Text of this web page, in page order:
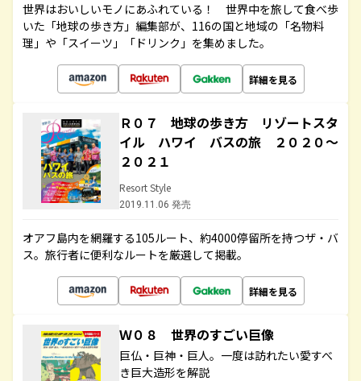
世界はおいしいモノにあふれている！ 世界中を旅して食べ歩
いた「地球の歩き方」編集部が、116の国と地域の「名物料
理」や「スイーツ」「ドリンク」を集めました。
詳細を見る
Ｒ０７ 地球の歩き方 リゾートスタ
イル ハワイ バスの旅 ２０２０～
２０２１
Resort Style
2019.11.06 発売
オアフ島内を網羅する105ルート、約4000停留所を持つザ・バ
ス。旅行者に便利なルートを厳選して掲載。
詳細を見る
Ｗ０８ 世界のすごい巨像
巨仏・巨神・巨人。一度は訪れたい愛すべ
き巨大造形を解説